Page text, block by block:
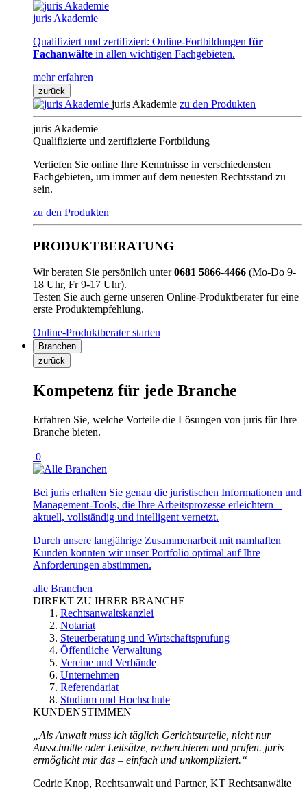
juris Akademie
Qualifiziert und zertifiziert: Online-Fortbildungen für
Fachanwälte in allen wichtigen Fachgebieten.
mehr erfahren
zurück
juris Akademie zu den Produkten
juris Akademie
Qualifizierte und zertifizierte Fortbildung
Vertiefen Sie online Ihre Kenntnisse in verschiedensten
Fachgebieten, um immer auf dem neuesten Rechtsstand zu
sein.
zu den Produkten
PRODUKTBERATUNG
Wir beraten Sie persönlich unter0681 5866-4466 (Mo-Do 9-
18 Uhr, Fr 9-17 Uhr).
Testen Sie auch gerne unseren Online-Produktberater für eine
erste Produktempfehlung.
Online-Produktberater starten
Branchen
zurück
Kompetenz für jede Branche
Erfahren Sie, welche Vorteile die Lösungen von juris für Ihre
Branche bieten.
0
Bei juris erhalten Sie genau die juristischen Informationen und
Management-Tools, die Ihre Arbeitsprozesse erleichtern –
aktuell, vollständig und intelligent vernetzt.
Durch unsere langjährige Zusammenarbeit mit namhaften
Kunden konnten wir unser Portfolio optimal auf Ihre
Anforderungen abstimmen.
alle Branchen
DIREKT ZU IHRER BRANCHE
Rechtsanwaltskanzlei
Notariat
Steuerberatung und Wirtschaftsprüfung
Öffentliche Verwaltung
Vereine und Verbände
Unternehmen
Referendariat
Studium und Hochschule
KUNDENSTIMMEN
„Als Anwalt muss ich täglich Gerichtsurteile, nicht nur
Ausschnitte oder Leitsätze, recherchieren und prüfen. juris
ermöglicht mir das – einfach und unkompliziert.“
Cedric Knop, Rechtsanwalt und Partner, KT Rechtsanwälte